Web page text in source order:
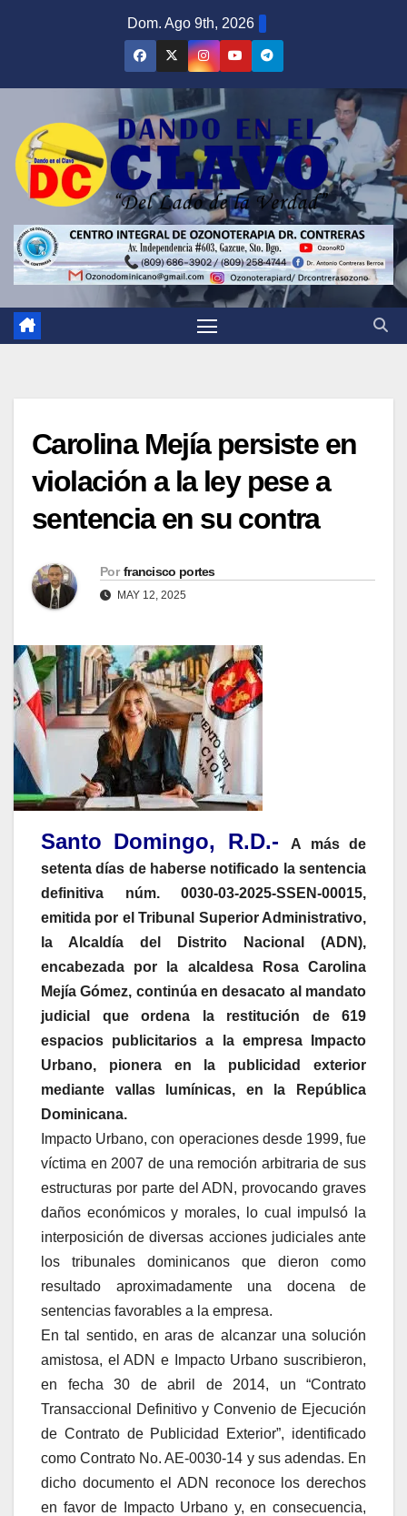
Dom. Ago 9th, 2026
Carolina Mejía persiste en
violación a la ley pese a
sentencia en su contra
Por francisco portes
MAY 12, 2025
Santo Domingo, R.D.-
A más de
setenta días de haberse notificado la sentencia
definitiva núm. 0030-03-2025-SSEN-00015,
emitida por el Tribunal Superior Administrativo,
la Alcaldía del Distrito Nacional (ADN),
encabezada por la alcaldesa Rosa Carolina
Mejía Gómez, continúa en desacato al mandato
judicial que ordena la restitución de 619
espacios publicitarios a la empresa Impacto
Urbano, pionera en la publicidad exterior
mediante vallas lumínicas, en la República
Dominicana.
Impacto Urbano, con operaciones desde 1999, fue
víctima en 2007 de una remoción arbitraria de sus
estructuras por parte del ADN, provocando graves
daños económicos y morales, lo cual impulsó la
interposición de diversas acciones judiciales ante
los tribunales dominicanos que dieron como
resultado aproximadamente una docena de
sentencias favorables a la empresa.
En tal sentido, en aras de alcanzar una solución
amistosa, el ADN e Impacto Urbano suscribieron,
en fecha 30 de abril de 2014, un “Contrato
Transaccional Definitivo y Convenio de Ejecución
de Contrato de Publicidad Exterior”, identificado
como Contrato No. AE-0030-14 y sus adendas. En
dicho documento el ADN reconoce los derechos
en favor de Impacto Urbano y, en consecuencia,